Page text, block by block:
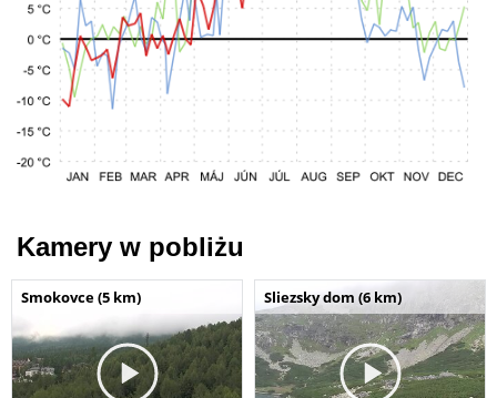
Kamery w pobliżu
Smokovce (5 km) Sliezsky dom (6 km)